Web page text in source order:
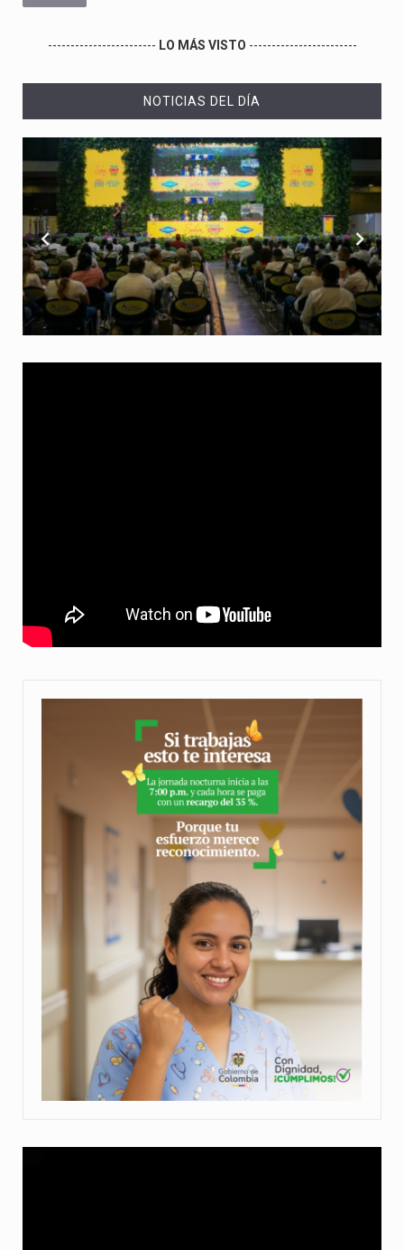
------------------------ LO MÁS VISTO ------------------------
NOTICIAS DEL DÍA